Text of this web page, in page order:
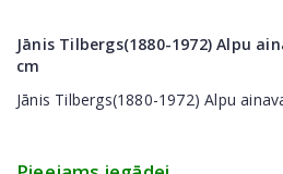
Jānis Tilbergs(1880-1972) Alpu
cm
Jānis Tilbergs(1880-1972) Alpu